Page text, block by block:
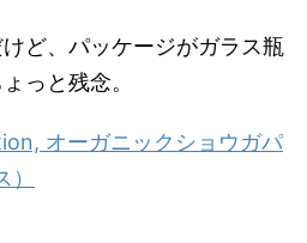
ど、パッケージがガラス瓶
っと残念。
オーガニックショウガパ